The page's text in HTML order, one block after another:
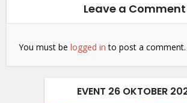
Leave a Comment
You must belogged in to post a comment.
EVENT 26 OKTOBER